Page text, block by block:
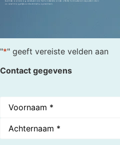
kunt de aanvraag versturen via het onderstaande offerte formulier en wij zullen dan
zo snel mogelijk contact met u opnemen.
"*" geeft vereiste velden aan
Contact gegevens
Naam